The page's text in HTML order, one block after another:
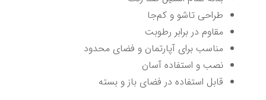
طراحی تاشو و کم‌جا
مقاوم در برابر رطوبت
مناسب برای آپارتمان و فضای محدود
نصب و استفاده آسان
قابل استفاده در فضای باز و بسته